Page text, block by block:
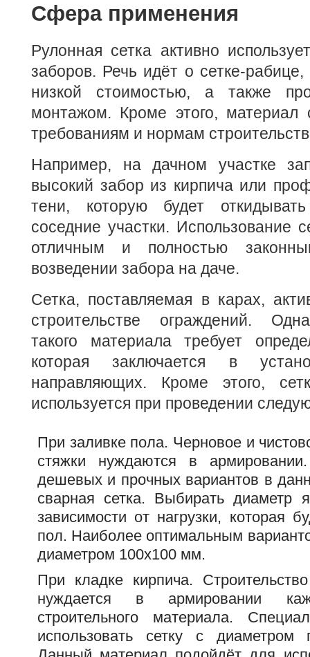
Сфера применения
Рулонная сетка активно
заборов. Речь идёт о сетке-рабице,
низкой стоимостью, а также
монтажом. Кроме этого, материал
требованиям и нормам
Например, на дачном участке
высокий забор из кирпича или
тени, которую будет
соседние участки. Использование
отличным и полностью
возведении забора на даче.
Сетка, поставляемая в карах,
строительстве ограждений.
такого материала требует
которая заключается в
направляющих. Кроме этого,
используется при проведении
При заливке пола. Черновое и
стяжки нуждаются в
дешевых и прочных вариантов в
сварная сетка. Выбирать диаметр
зависимости от нагрузки, которая
пол. Наиболее оптимальным
диаметром 100х100 мм.
При кладке кирпича.
нуждается в армировании
строительного материала.
использовать сетку с